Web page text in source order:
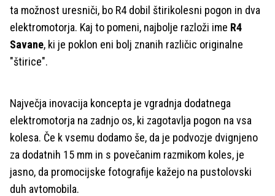
ta možnost uresniči, bo R4 dobil štirikolesni pogon in dva
elektromotorja. Kaj to pomeni, najbolje razloži ime R4
Savane, ki je poklon eni bolj znanih različic originalne
"štirice".
Največja inovacija koncepta je vgradnja dodatnega
elektromotorja na zadnjo os, ki zagotavlja pogon na vsa
kolesa. Če k vsemu dodamo še, da je podvozje dvignjeno
za dodatnih 15 mm in s povečanim razmikom koles, je
jasno, da promocijske fotografije kažejo na pustolovski
duh avtomobila.